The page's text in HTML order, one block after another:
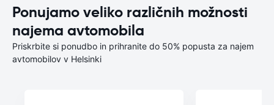
Ponujamo veliko različnih možnosti
najema avtomobila
Priskrbite si ponudbo in prihranite do 50% popusta za najem
avtomobilov v Helsinki